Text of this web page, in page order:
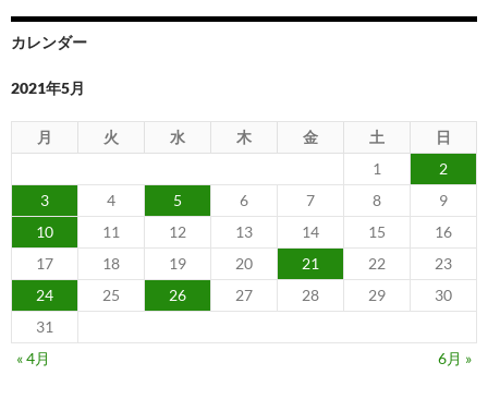
カレンダー
2021年5月
月 火 水 木 金 土
日
1
2
3
4 5 6 7 8
9
10
11 12 13 14 15
16
17
18 19 20 21 22
23
24
25 26 27 28 29
30
31
« 4月
6月 »